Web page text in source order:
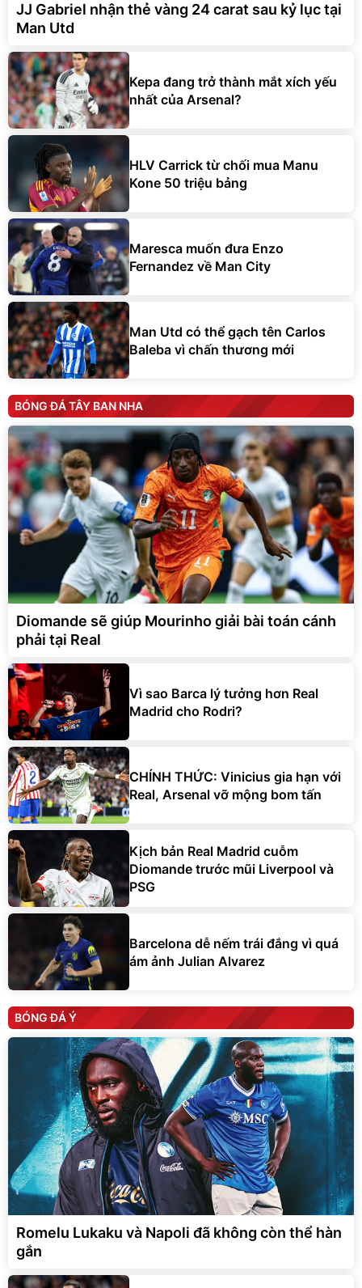
JJ Gabriel nhận thẻ vàng 24 carat sau kỷ lục tại
Man Utd
Kepa đang trở thành mắt xích yếu
nhất của Arsenal?
HLV Carrick từ chối mua Manu
Kone 50 triệu bảng
Maresca muốn đưa Enzo
Fernandez về Man City
Man Utd có thể gạch tên Carlos
Baleba vì chấn thương mới
BÓNG ĐÁ TÂY BAN NHA
Diomande sẽ giúp Mourinho giải bài toán cánh
phải tại Real
Vì sao Barca lý tưởng hơn Real
Madrid cho Rodri?
CHÍNH THỨC: Vinicius gia hạn với
Real, Arsenal vỡ mộng bom tấn
Kịch bản Real Madrid cuỗm
Diomande trước mũi Liverpool và
PSG
Barcelona dễ nếm trái đắng vì quá
ám ảnh Julian Alvarez
BÓNG ĐÁ Ý
Romelu Lukaku và Napoli đã không còn thể hàn
gắn